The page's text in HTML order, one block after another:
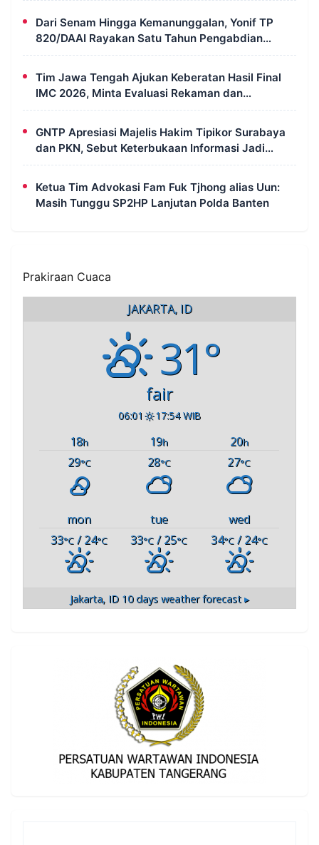
Dari Senam Hingga Kemanunggalan, Yonif TP
820/DAAI Rayakan Satu Tahun Pengabdian
dengan Semangat Kebersamaan
Tim Jawa Tengah Ajukan Keberatan Hasil Final
IMC 2026, Minta Evaluasi Rekaman dan
Scorecard Juri
GNTP Apresiasi Majelis Hakim Tipikor Surabaya
dan PKN, Sebut Keterbukaan Informasi Jadi
Instrumen Pengawasan Korupsi
Ketua Tim Advokasi Fam Fuk Tjhong alias Uun:
Masih Tunggu SP2HP Lanjutan Polda Banten
Prakiraan Cuaca
JAKARTA, ID
31°
fair
06:01 17:54 WIB
18h 19h 20h
29°C 28°C 27°C
mon tue
wed
33°C / 24°C 33°C / 25°C 34°C/ 24°C
Jakarta, ID 10 days weather forecast ▸